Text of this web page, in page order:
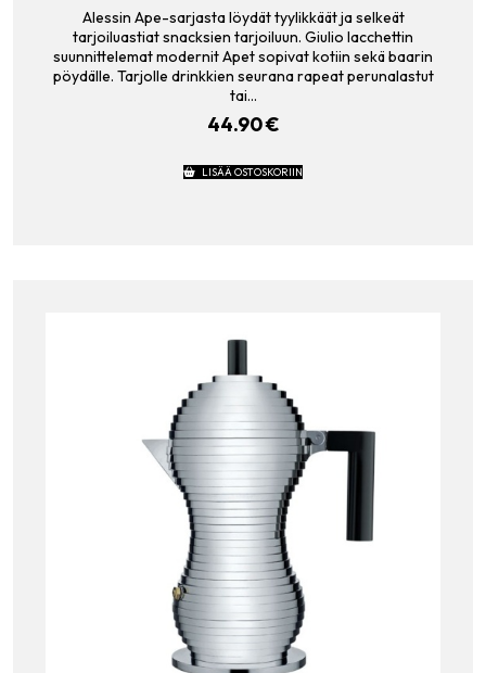
Alessin Ape-sarjasta löydät tyylikkäät ja selkeät
tarjoiluastiat snacksien tarjoiluun. Giulio Iacchettin
suunnittelemat modernit Apet sopivat kotiin sekä baarin
pöydälle. Tarjolle drinkkien seurana rapeat perunalastut
tai…
44.90€
LISÄÄ OSTOSKORIIN